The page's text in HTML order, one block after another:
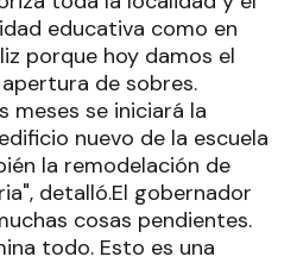
educativa como en
porque hoy damos el
de sobres.
meses se iniciará la
nuevo de la escuela
la remodelación de
detalló.El gobernador
cosas pendientes.
todo. Esto es una